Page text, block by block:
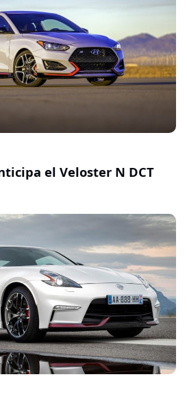
el Veloster N DCT